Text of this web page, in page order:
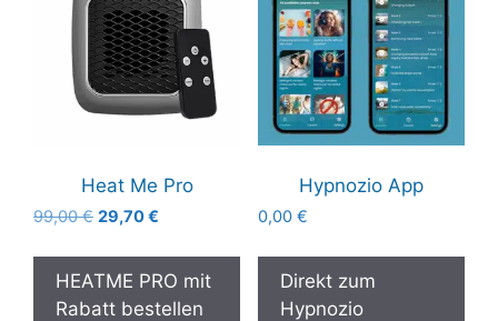
Heat Me Pro
99,00€ Ursprünglicher
war:
99,00 €
29,70€
ist:
29,70 €.
HEATME PRO mit
Rabatt bestellen
Hypnozio App
0,00 €
Direkt zum
Hypnozio